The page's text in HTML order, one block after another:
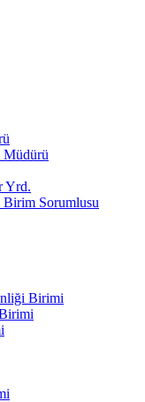
Müdürü
Yrd.
Birim Sorumlusu
Birimi